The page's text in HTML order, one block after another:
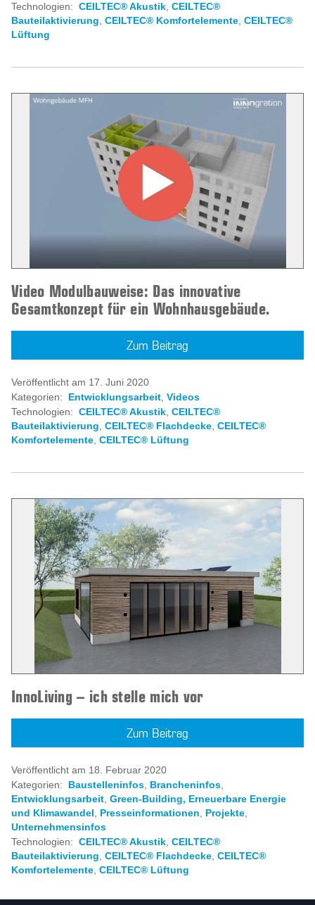
Technologien: CEILTEC® Akustik, CEILTEC®
Bauteilaktivierung CEILTEC® Komfortelemente CEILTEC®
Lüftung
Video Modulbauweise: Das innovative
Gesamtkonzept für ein Wohnhausgebäude.
Zum Beitrag
Veröffentlicht am 17. Juni 2020
Kategorien:
Entwicklungsarbeit, Videos
Technologien: CEILTEC® Akustik, CEILTEC®
Bauteilaktivierung CEILTEC® Flachdecke CEILTEC®
Komfortelemente CEILTEC® Lüftung
InnoLiving – ich stelle mich vor
Zum Beitrag
Veröffentlicht am 18. Februar 2020
Kategorien:
Baustelleninfos, Brancheninfos,
Entwicklungsarbeit Green-Building, Erneuerbare Energie
und Klimawandel
Presseinformationen Projekte
Unternehmensinfos
Technologien: CEILTEC® Akustik, CEILTEC®
Bauteilaktivierung CEILTEC® Flachdecke CEILTEC®
Komfortelemente CEILTEC® Lüftung